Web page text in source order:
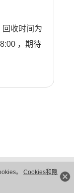
。 Cookies和隐
收时间为
，期待